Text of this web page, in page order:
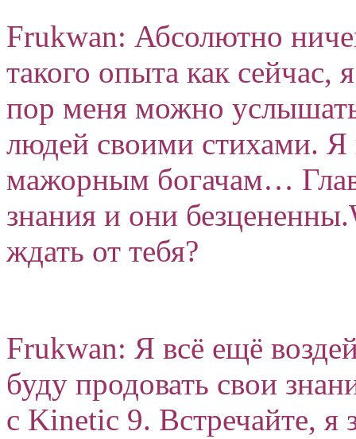
Frukwan: Абсолютно
такого опыта как сейчас,
пор меня можно
людей своими стихами.
мажорным богачам…
знания и они
ждать от тебя?
Frukwan: Я всё ещё
буду продовать свои
с Kinetic 9. Встречайте, я